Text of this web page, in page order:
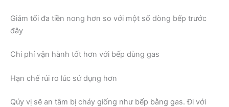
Giảm tối đa tiền nong hơn so với một số dòng bếp trước
đây
Chi phí vận hành tốt hơn với bếp dùng gas
Hạn chế rủi ro lúc sử dụng hơn
Qúy vị sẽ an tâm bị cháy giống như bếp bằng gas. Đi với